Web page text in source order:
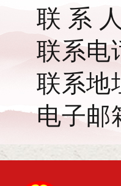
联 系
联系
联系地
电子